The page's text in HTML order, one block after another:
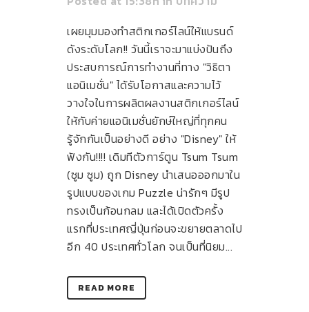
เผยมุมมองทำสติกเกอร์ไลน์ให้แบรนด์
ดังระดับโลก!! วันนี้เราจะมาแบ่งปันถึง
ประสบการณ์การทำงานที่ทาง "วิธิตา
แอนิเมชั่น" ได้รับโอกาสและความไว้
วางใจในการผลิตผลงานสติกเกอร์ไลน์
ให้กับค่ายแอนิเมชั่นยักษ์ใหญ่ที่ทุกคน
รู้จักกันเป็นอย่างดี อย่าง "Disney" ให้
ฟังกัน!!!! เดิมทีตัวการ์ตูน Tsum Tsum
(ซูม ซูม) ถูก Disney นำเสนอออกมาใน
รูปแบบของเกม Puzzle น่ารักๆ มีรูป
ทรงเป็นก้อนกลม และได้เปิดตัวครั้ง
แรกที่ประเทศญี่ปุ่นก่อนจะขยายตลาดไป
อีก 40 ประเทศทั่วโลก จนเป็นที่นิยม...
READ MORE